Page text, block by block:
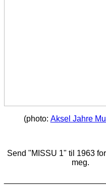
(photo: Aksel Jahre
Send "MISSU 1" til 1963
meg.